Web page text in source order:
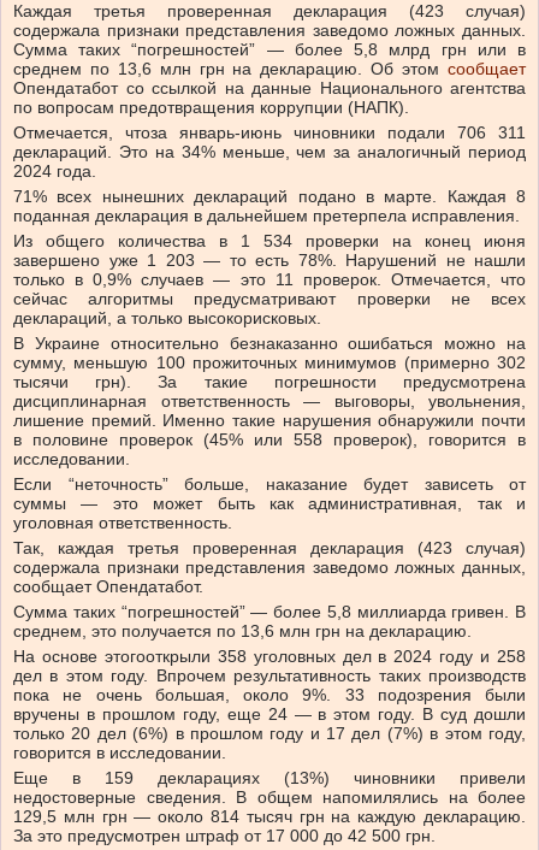
Каждая третья проверенная декларация (423 случая)
содержала признаки представления заведомо ложных данных.
Сумма таких “погрешностей” — более 5,8 млрд грн или в
среднем по 13,6 млн грн на декларацию. Об этомсообщает
Опендатабот со ссылкой на данные Национального агентства
по вопросам предотвращения коррупции (НАПК).
Отмечается, чтоза январь-июнь чиновники подали 706 311
деклараций. Это на 34% меньше, чем за аналогичный период
2024 года.
71% всех нынешних деклараций подано в марте. Каждая 8
поданная декларация в дальнейшем претерпела исправления.
Из общего количества в 1 534 проверки на конец июня
завершено уже 1 203 — то есть 78%. Нарушений не нашли
только в 0,9% случаев — это 11 проверок. Отмечается, что
сейчас алгоритмы предусматривают проверки не всех
деклараций, а только высокорисковых.
В Украине относительно безнаказанно ошибаться можно на
сумму, меньшую 100 прожиточных минимумов (примерно 302
тысячи грн). За такие погрешности предусмотрена
дисциплинарная ответственность — выговоры, увольнения,
лишение премий. Именно такие нарушения обнаружили почти
в половине проверок (45% или 558 проверок), говорится в
исследовании.
Если “неточность” больше, наказание будет зависеть от
суммы — это может быть как административная, так и
уголовная ответственность.
Так, каждая третья проверенная декларация (423 случая)
содержала признаки представления заведомо ложных данных,
сообщает Опендатабот.
Сумма таких “погрешностей” — более 5,8 миллиарда гривен. В
среднем, это получается по 13,6 млн грн на декларацию.
На основе этогооткрыли 358 уголовных дел в 2024 году и 258
дел в этом году. Впрочем результативность таких производств
пока не очень большая, около 9%. 33 подозрения были
вручены в прошлом году, еще 24 — в этом году. В суд дошли
только 20 дел (6%) в прошлом году и 17 дел (7%) в этом году,
говорится в исследовании.
Еще в 159 декларациях (13%) чиновники привели
недостоверные сведения.
В общем напомилялись на более
129,5 млн грн — около 814 тысяч грн на каждую декларацию.
За это предусмотрен штраф от 17 000 до 42 500 грн.